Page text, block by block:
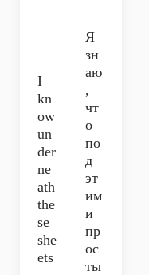
I
kn
ow
un
der
ne
ath
the
se
she
ets
Я
зн
аю
,
чт
о
по
д
эт
им
и
пр
ос
ты